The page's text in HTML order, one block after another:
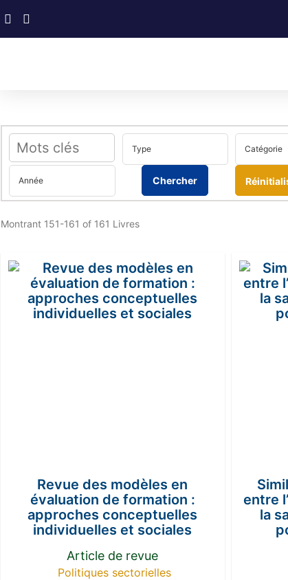
Montrant 151-161 of 161 Livres
Revue des modèles en
évaluation de formation :
approches conceptuelles
individuelles et sociales
Article de revue
Politiques sectorielles
entre
la